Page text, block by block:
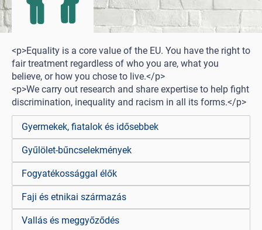
<p>Equality is a core value of the EU. You have the right to
fair treatment regardless of who you are, what you
believe, or how you chose to live.</p>
<p>We carry out research and share expertise to help fight
discrimination, inequality and racism in all its forms.</p>
Gyermekek, fiatalok és idősebbek
Gyűlölet-bűncselekmények
Fogyatékossággal élők
Faji és etnikai származás
Vallás és meggyőződés